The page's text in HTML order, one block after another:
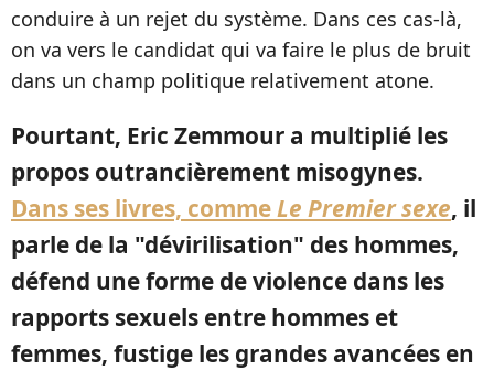
conduire à un rejet du système. Dans ces cas-là,
on va vers le candidat qui va faire le plus de bruit
dans un champ politique relativement atone.
Pourtant, Eric Zemmour a multiplié les
propos outrancièrement misogynes.
Dans ses livres, commeLe Premier sexe, il
parle de la "dévirilisation" des hommes,
défend une forme de violence dans les
rapports sexuels entre hommes et
femmes, fustige les grandes avancées en